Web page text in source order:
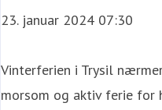
23. januar 2024 07:30
Vinterferien i Trysil
morsom og aktiv ferie for